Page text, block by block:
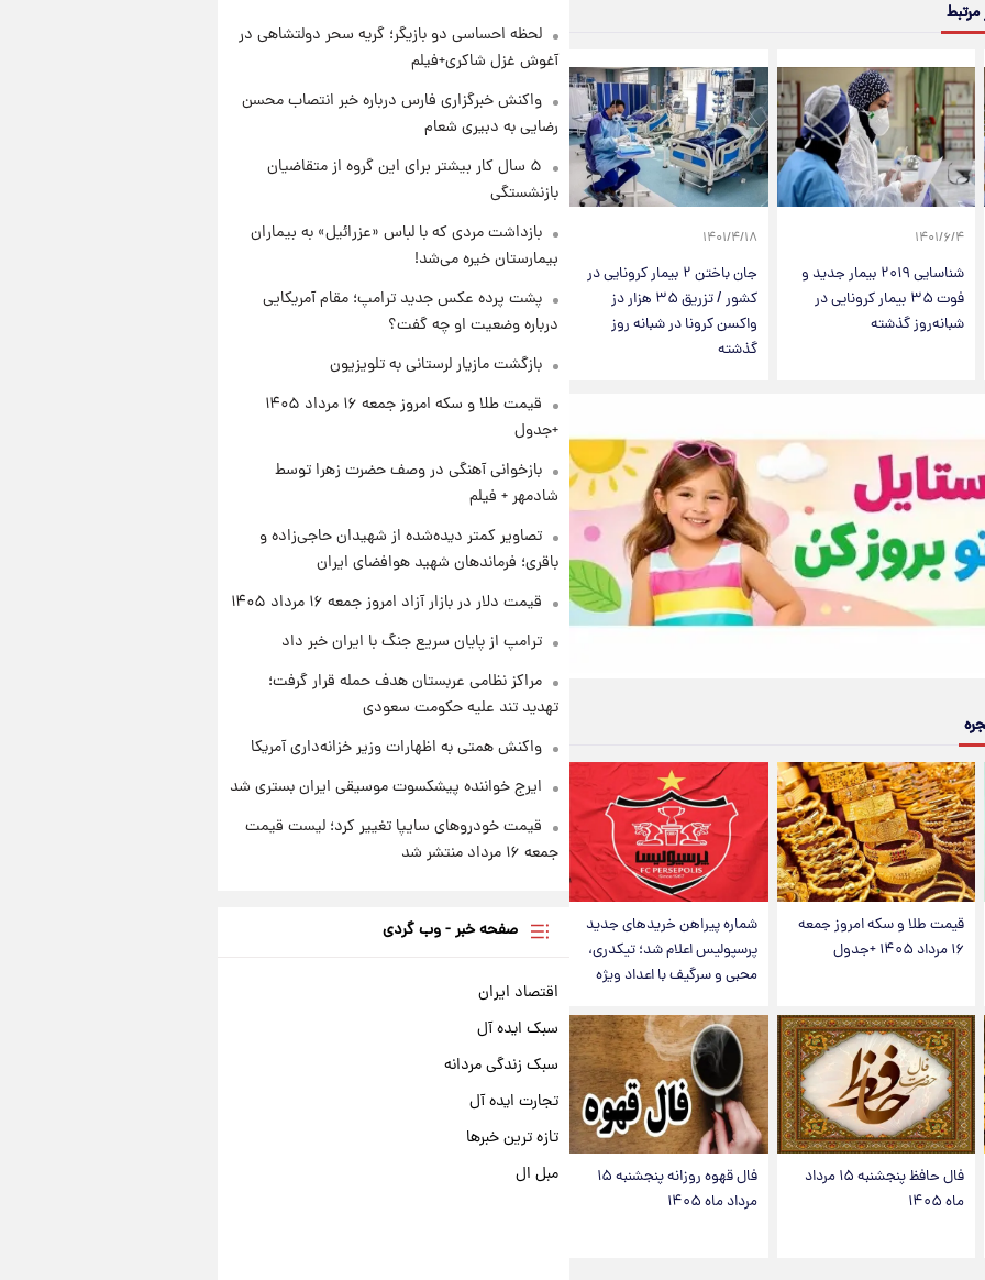
مرتبط
۱۴۰۱/۶/۴
شناسایی ۲۰۱۹ بیمار جدید و
فوت ۳۵ بیمار کرونایی در
شبانه‌روز گذشته
۱۴۰۱/۴/۱۸
جان باختن ۲ بیمار کرونایی در
کشور / تزریق ۳۵ هزار دز
واکسن کرونا در شبانه روز
گذشته
قیمت طلا و سکه امروز جمعه
۱۶ مرداد ۱۴۰۵ +جدول
شماره پیراهن خریدهای جدید
پرسپولیس اعلام شد؛ تیکدری،
محبی و سرگیف با اعداد ویژه
فال حافظ پنجشنبه ۱۵ مرداد
ماه ۱۴۰۵
فال قهوه روزانه پنجشنبه ۱۵
مرداد ماه ۱۴۰۵
۱ روز پیش
تغییر تند قیمت محصولات
ایران‌خودرو و سایپا امروز پنجشنبه
۱۵ مرداد ۱۴۰۵ +جدول
۱ روز پیش
قیمت طلا و سکه امروز پنجشنبه
۱۵ مرداد ۱۴۰۵
لحظه احساسی دو بازیگر؛ گریه سحر دولتشاهی در
آغوش غزل شاکری+فیلم
واکنش خبرگزاری فارس درباره خبر انتصاب محسن
رضایی به دبیری شعام
۵ سال کار بیشتر برای این گروه از متقاضیان
بازنشستگی
بازداشت مردی که با لباس «عزرائیل» به بیماران
بیمارستان خیره می‌شد!
پشت پرده عکس جدید ترامپ؛ مقام آمریکایی
درباره وضعیت او چه گفت؟
بازگشت مازیار لرستانی به تلویزیون
قیمت طلا و سکه امروز جمعه ۱۶ مرداد ۱۴۰۵
+جدول
بازخوانی آهنگی در وصف حضرت زهرا توسط
شادمهر + فیلم
تصاویر کمتر دیده‌شده از شهیدان حاجی‌زاده و
باقری؛ فرماندهان شهید هوافضای ایران
قیمت دلار در بازار آزاد امروز جمعه ۱۶ مرداد ۱۴۰۵
ترامپ از پایان سریع جنگ با ایران خبر داد
مراکز نظامی عربستان هدف حمله قرار گرفت؛
تهدید تند علیه حکومت سعودی
واکنش همتی به اظهارات وزیر خزانه‌داری آمریکا
ایرج خواننده پیشکسوت موسیقی ایران بستری شد
قیمت خودروهای سایپا تغییر کرد؛ لیست قیمت
جمعه ۱۶ مرداد منتشر شد
صفحه خبر - وب گردی
اقتصاد ایران
سبک ایده آل
سبک زندگی مردانه
تجارت ایده آل
تازه ترین خبرها
مبل ال